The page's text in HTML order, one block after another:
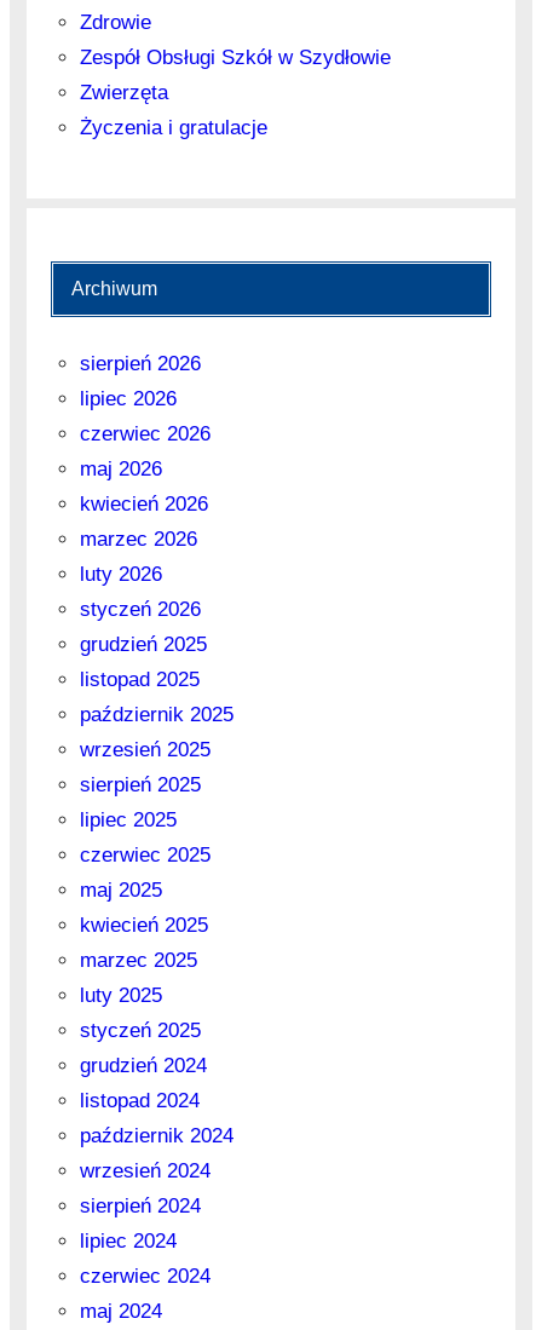
Zdrowie
Zespół Obsługi Szkół w Szydłowie
Zwierzęta
Życzenia i gratulacje
Archiwum
sierpień 2026
lipiec 2026
czerwiec 2026
maj 2026
kwiecień 2026
marzec 2026
luty 2026
styczeń 2026
grudzień 2025
listopad 2025
październik 2025
wrzesień 2025
sierpień 2025
lipiec 2025
czerwiec 2025
maj 2025
kwiecień 2025
marzec 2025
luty 2025
styczeń 2025
grudzień 2024
listopad 2024
październik 2024
wrzesień 2024
sierpień 2024
lipiec 2024
czerwiec 2024
maj 2024